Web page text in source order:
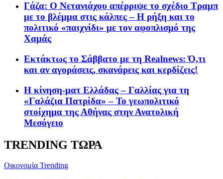
Γάζα: Ο Νετανιάχου απέρριψε το σχέδιο Τραμπ
με το βλέμμα στις κάλπες – Η ρήξη και το
πολιτικό «παιχνίδι» με τον αφοπλισμό της
Χαμάς
Εκτάκτως το Σάββατο με τη Realnews: Ό,τι
και αν αγοράσεις, σκανάρεις και κερδίζεις!
Η κίνηση-ματ Ελλάδας – Γαλλίας για τη
«Γαλάζια Πατρίδα» – Το γεωπολιτικό
στοίχημα της Αθήνας στην Ανατολική
Μεσόγειο
TRENDING ΤΩΡΑ
Oικονομία Trending